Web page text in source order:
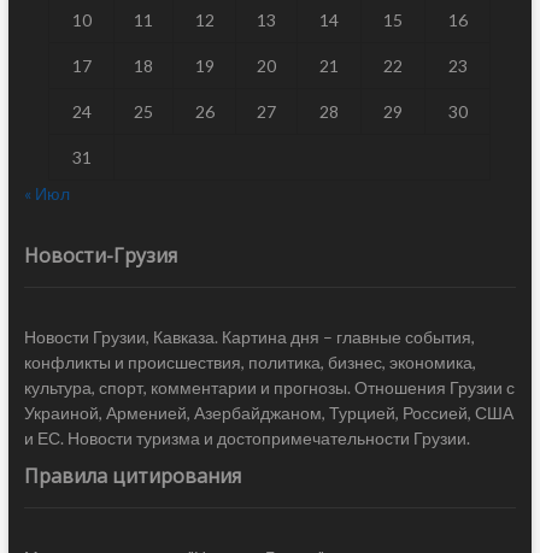
10 11 12 13 14 15 16
17 18 19 20 21 22 23
24 25 26 27 28 29 30
31
« Июл
Новости-Грузия
Новости Грузии, Кавказа. Картина дня – главные события,
конфликты и происшествия, политика, бизнес, экономика,
культура, спорт, комментарии и прогнозы. Отношения Грузии с
Украиной, Арменией, Азербайджаном, Турцией, Россией, США
и ЕС. Новости туризма и достопримечательности Грузии.
Правила цитирования